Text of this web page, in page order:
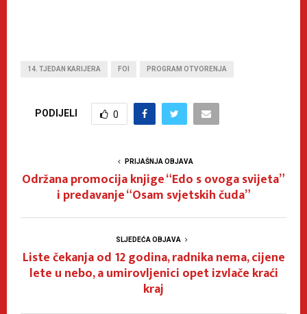
14. TJEDAN KARIJERA FOI PROGRAM OTVORENJA
PODIJELI 0
PRIJAŠNJA OBJAVA
Održana promocija knjige “Edo s ovoga svijeta”
i predavanje “Osam svjetskih čuda”
SLJEDEĆA OBJAVA
Liste čekanja od 12 godina, radnika nema, cijene
lete u nebo, a umirovljenici opet izvlače kraći
kraj